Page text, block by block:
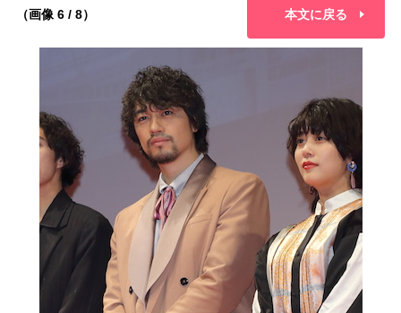
（画像 6 / 8） 本文に戻る